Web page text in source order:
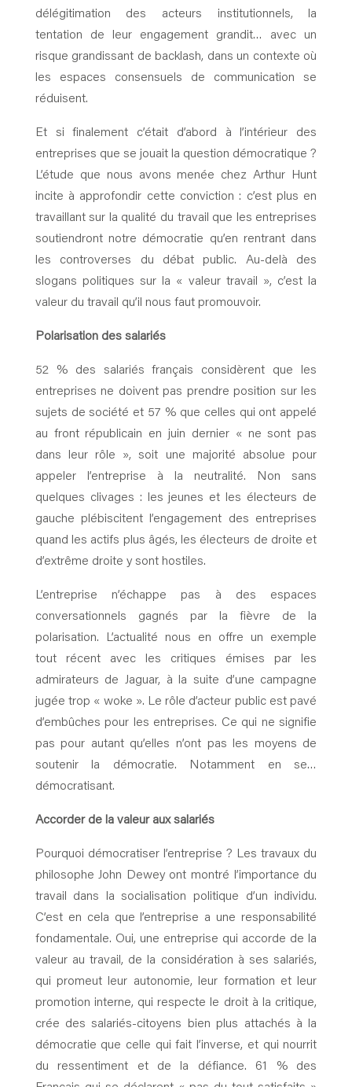
délégitimation des acteurs institutionnels, la
tentation de leur engagement grandit… avec un
risque grandissant de backlash, dans un contexte où
les espaces consensuels de communication se
réduisent.
Et si finalement c’était d’abord à l’intérieur des
entreprises que se jouait la question démocratique ?
L’étude que nous avons menée chez Arthur Hunt
incite à approfondir cette conviction : c’est plus en
travaillant sur la qualité du travail que les entreprises
soutiendront notre démocratie qu’en rentrant dans
les controverses du débat public. Au-delà des
slogans politiques sur la « valeur travail », c’est la
valeur du travail qu’il nous faut promouvoir.
Polarisation des salariés
52 % des salariés français considèrent que les
entreprises ne doivent pas prendre position sur les
sujets de société et 57 % que celles qui ont appelé
au front républicain en juin dernier « ne sont pas
dans leur rôle », soit une majorité absolue pour
appeler l’entreprise à la neutralité. Non sans
quelques clivages : les jeunes et les électeurs de
gauche plébiscitent l’engagement des entreprises
quand les actifs plus âgés, les électeurs de droite et
d’extrême droite y sont hostiles.
L’entreprise n’échappe pas à des espaces
conversationnels gagnés par la fièvre de la
polarisation. L’actualité nous en offre un exemple
tout récent avec les critiques émises par les
admirateurs de Jaguar, à la suite d’une campagne
jugée trop « woke ». Le rôle d’acteur public est pavé
d’embûches pour les entreprises. Ce qui ne signifie
pas pour autant qu’elles n’ont pas les moyens de
soutenir la démocratie. Notamment en se…
démocratisant.
Accorder de la valeur aux salariés
Pourquoi démocratiser l’entreprise ? Les travaux du
philosophe John Dewey ont montré l’importance du
travail dans la socialisation politique d’un individu.
C’est en cela que l’entreprise a une responsabilité
fondamentale. Oui, une entreprise qui accorde de la
valeur au travail, de la considération à ses salariés,
qui promeut leur autonomie, leur formation et leur
promotion interne, qui respecte le droit à la critique,
crée des salariés-citoyens bien plus attachés à la
démocratie que celle qui fait l’inverse, et qui nourrit
du ressentiment et de la défiance. 61 % des